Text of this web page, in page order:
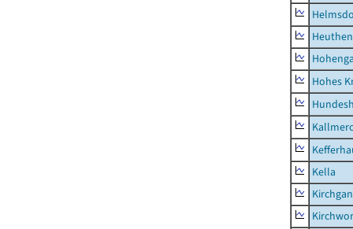
Heuthen
Hohes
Kella